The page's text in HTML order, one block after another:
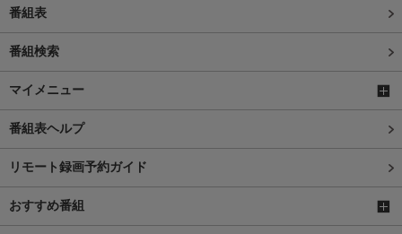
番組表
番組検索
マイメニュー
番組表ヘルプ
リモート録画予約ガイド
おすすめ番組